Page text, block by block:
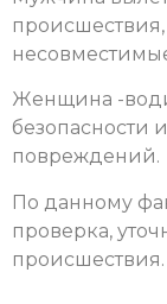
Женщина -
безопасности
повреждений.
По данному
проверка,
происшествия.